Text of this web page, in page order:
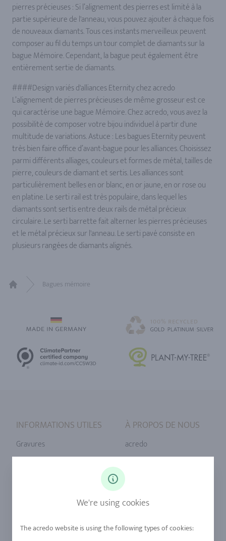
pierres précieuses : Si l’alignement des pierres est limité à la
partie supérieure de l'anneau, vous pouvez ajouter à chaque fois
de nouveaux diamants. Tous ces instants merveilleux peuvent
composer au fil du temps un tour complet de diamants sur la
bague Mémoire. Cependant, la bague peut également être
entièrement sertie de diamants.
####Design variés d'alliances Eternity chez acredo
L’alignement de pierres précieuses de même grosseur est ce
qui caractérise une bague Mémoire. Chez acredo, vous avez la
possibilité de composer votre bijou individuel à partir d'une
multitude de variations. Astuce : Les bagues Eternity peuvent
très bien faire office d’avant-bague pour les alliances. Choisissez
parmi différents alliages, couleurs et formes de métal, tailles de
pierre, couleurs de diamant et sertis. Les alliances sont
particulièrement belles en or blanc, en or jaune, en or rose ou
en platine. Le serti rail est très populaire, dans lequel les
diamants sont sertis entre deux rails de métal précieux
circulaire. Le serti barrette fait alterner les pierres précieuses
et le métal précieux sur l'anneau. Le serti pavé consiste en
plusieurs rangées de diamants alignés.
Bagues mémoire
INFORMATIONS UTILES
Gravures
Urban Mining
À PROPOS DE NOUS
acredo
Notre qualité
Boutique +32 (2) 358 61 07
We're using cookies